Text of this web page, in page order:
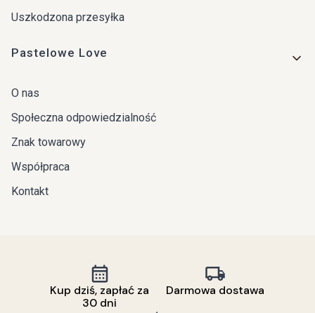
Uszkodzona przesyłka
Pastelowe Love
O nas
Społeczna odpowiedzialność
Znak towarowy
Współpraca
Kontakt
Kup dziś, zapłać za
30 dni
Darmowa dostawa